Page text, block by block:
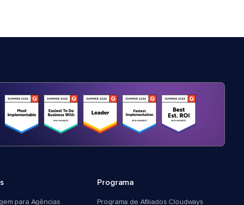
para Agências
Programa
Programa de Afiliados Cloudways